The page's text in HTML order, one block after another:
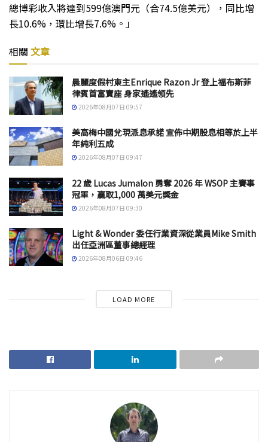
總博彩收入將達到599億澳門元（合74.5億美元），同比增
長10.6%，環比增長7.6%。」
相關 文章
晨麗度假村東主Enrique Razon Jr 登上福布斯菲
律賓首富寶座 身家遙遙領先
2026年08月07日 09:57
美高梅中國兌現派息承諾 宣佈中期股息相等於上半
年純利五成
2026年08月07日 09:47
22 歲 Lucas Jumalon 勇奪 2026 年 WSOP 主賽事
冠軍，贏取1,000 萬美元獎金
2026年08月07日 09:30
Light & Wonder 委任行業資深從業員Mike Smith
出任亞洲區董事總經理
2026年08月06日 09:46
LOAD MORE